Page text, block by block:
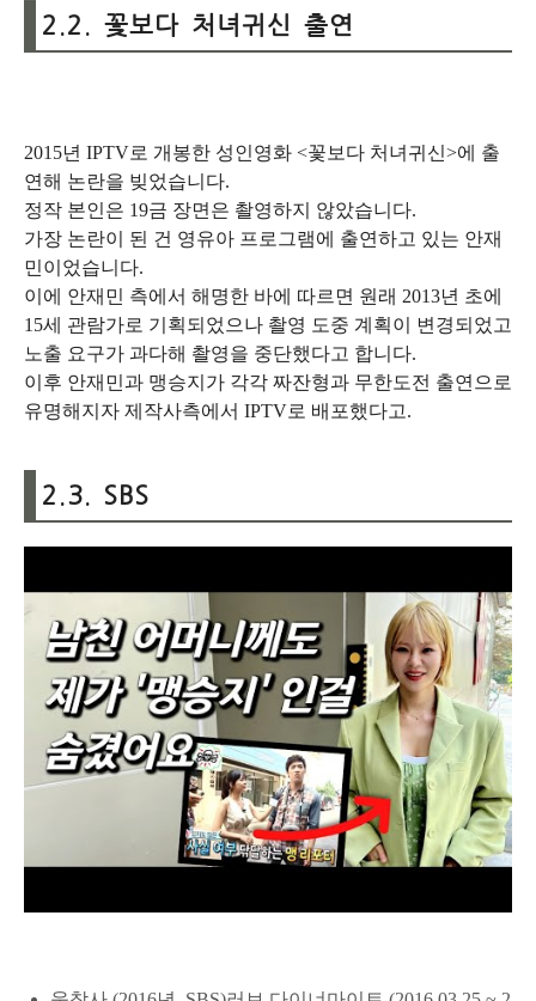
2.2. 꽃보다 처녀귀신 출연
2015년 IPTV로 개봉한 성인영화 <꽃보다 처녀귀신>에 출
연해 논란을 빚었습니다.
정작 본인은 19금 장면은 촬영하지 않았습니다.
가장 논란이 된 건 영유아 프로그램에 출연하고 있는 안재
민이었습니다.
이에 안재민 측에서 해명한 바에 따르면 원래 2013년 초에
15세 관람가로 기획되었으나 촬영 도중 계획이 변경되었고
노출 요구가 과다해 촬영을 중단했다고 합니다.
이후 안재민과 맹승지가 각각 짜잔형과 무한도전 출연으로
유명해지자 제작사측에서 IPTV로 배포했다고.
2.3. SBS